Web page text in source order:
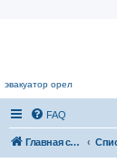
эвакуатор орел
FAQ
Главная страница